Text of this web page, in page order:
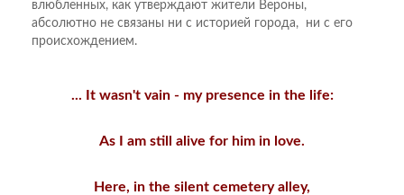
влюбленных, как утверждают жители Вероны,
абсолютно не связаны ни с историей города, ни с его
происхождением.
... It wasn't vain - my presence in the life:
As I am still alive for him in love.
Here, in the silent cemetery alley,